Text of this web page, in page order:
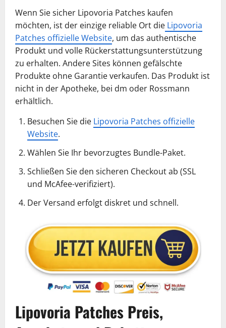
Wenn Sie sicher Lipovoria Patches kaufen
möchten, ist der einzige reliable Ort die Lipovoria
Patches offizielle Website, um das authentische
Produkt und volle Rückerstattungsunterstützung
zu erhalten. Andere Sites können gefälschte
Produkte ohne Garantie verkaufen. Das Produkt ist
nicht in der Apotheke, bei dm oder Rossmann
erhältlich.
Besuchen Sie die Lipovoria Patches offizielle
Website.
Wählen Sie Ihr bevorzugtes Bundle-Paket.
Schließen Sie den sicheren Checkout ab (SSL
und McAfee-verifiziert).
Der Versand erfolgt diskret und schnell.
Lipovoria Patches Preis,